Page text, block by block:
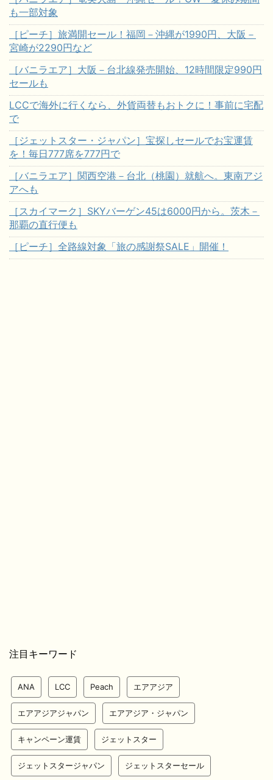
も一部対象
［ピーチ］旅満開セール！福岡－沖縄が1990円、大阪－
宮崎が2290円など
［バニラエア］大阪－台北線発売開始、12時間限定990円
セールも
LCCで海外に行くなら、外貨両替もおトクに！事前に宅配
で
［ジェットスター・ジャパン］宝探しセールでお宝運賃
を！毎日777席を777円で
［バニラエア］関西空港－台北（桃園）就航へ。東南アジ
アへも
［スカイマーク］SKYバーゲン45は6000円から。茨木－
那覇の直行便も
［ピーチ］全路線対象「旅の感謝祭SALE」開催！
注目キーワード
ANA LCC Peach エアアジア
エアアジアジャパン エアアジア・ジャパン
キャンペーン運賃 ジェットスター
ジェットスタージャパン ジェットスターセール